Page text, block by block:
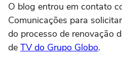
O blog entrou em contato
Comunicações para
do processo de renovação
de TV do Grupo Globo.